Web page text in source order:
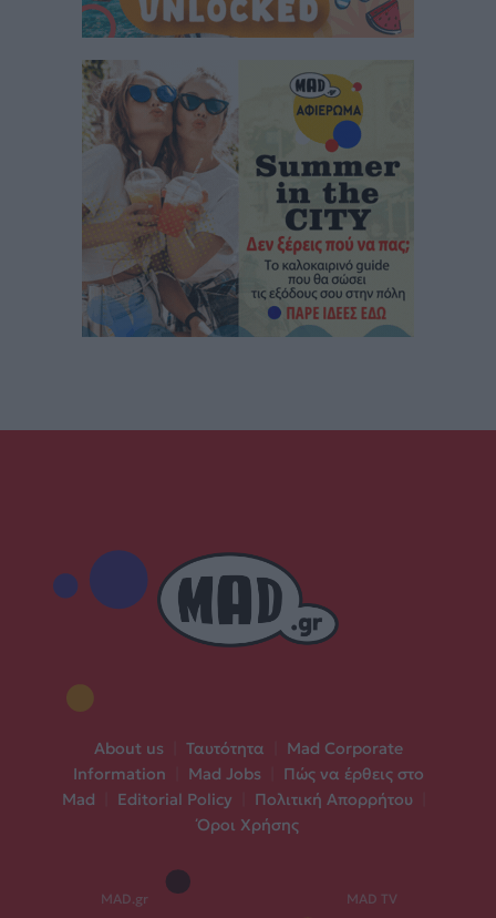
About us Ταυτότητα
Mad Corporate
Information
Mad Jobs
Πώς να έρθεις στο
Mad
Editorial Policy Πολιτική Απορρήτου
Όροι Χρήσης
MAD.gr MAD TV